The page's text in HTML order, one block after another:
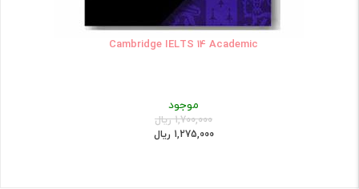
Cambridge IELTS 14 Academic
موجود
1,700,000 ریال
1,275,000 ریال